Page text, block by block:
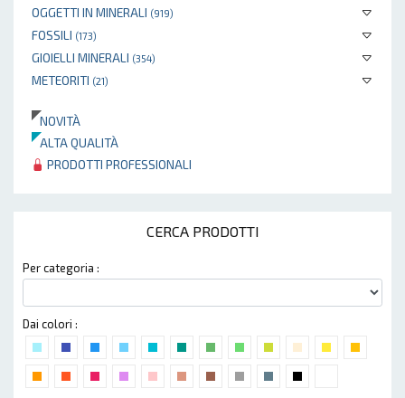
OGGETTI IN MINERALI (919)
FOSSILI (173)
GIOIELLI MINERALI (354)
METEORITI (21)
NOVITÀ
ALTA QUALITÀ
PRODOTTI PROFESSIONALI
CERCA PRODOTTI
Per categoria :
Dai colori :